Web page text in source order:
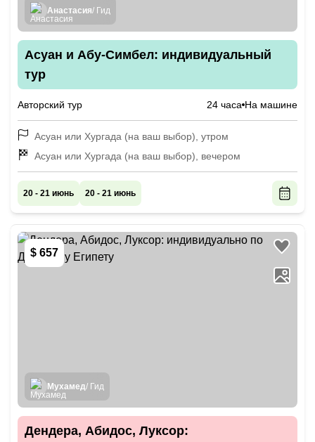
Анастасия/ Гид
Асуан и Абу-Симбел: индивидуальный
тур
Авторский тур 24 часа На машине
Асуан или Хургада (на ваш выбор), утром
Асуан или Хургада (на ваш выбор), вечером
20 - 21 июнь 20 - 21 июнь
$ 657
Мухамед/ Гид
Дендера, Абидос, Луксор: